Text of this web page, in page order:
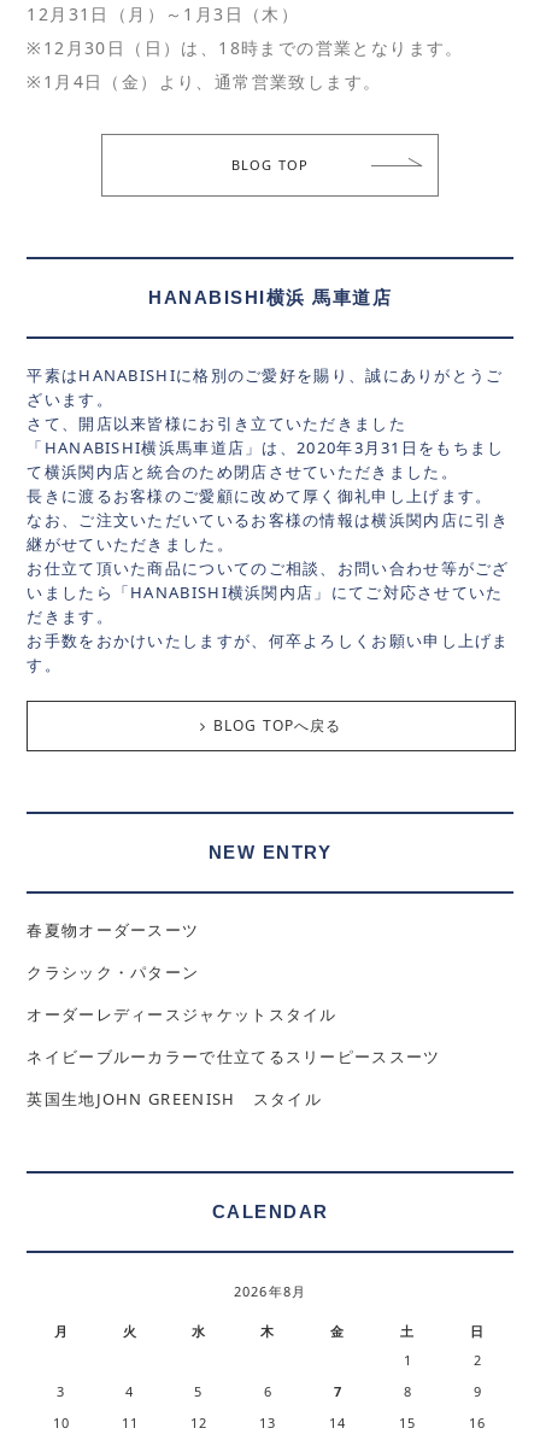
12月31日（月）～1月3日（木）
※12月30日（日）は、18時までの営業となります。
※1月4日（金）より、通常営業致します。
BLOG TOP
HANABISHI横浜 馬車道店
平素はHANABISHIに格別のご愛好を賜り、誠にありがとうご
ざいます。
さて、開店以来皆様にお引き立ていただきました
「HANABISHI横浜馬車道店」は、2020年3月31日をもちまし
て横浜関内店と統合のため閉店させていただきました。
長きに渡るお客様のご愛顧に改めて厚く御礼申し上げます。
なお、ご注文いただいているお客様の情報は横浜関内店に引き
継がせていただきました。
お仕立て頂いた商品についてのご相談、お問い合わせ等がござ
いましたら「HANABISHI横浜関内店」にてご対応させていた
だきます。
お手数をおかけいたしますが、何卒よろしくお願い申し上げま
す。
BLOG TOPへ戻る
NEW ENTRY
春夏物オーダースーツ
クラシック・パターン
オーダーレディースジャケットスタイル
ネイビーブルーカラーで仕立てるスリーピーススーツ
英国生地JOHN GREENISH スタイル
CALENDAR
2026年8月
月 火 水 木 金 土 日
1
2
3
4 5 6 7 8
9
10
11 12 13 14 15
16